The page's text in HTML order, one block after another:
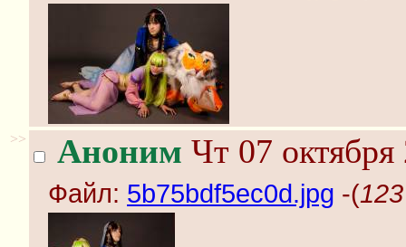
>> Аноним Чт 07
Файл: 5b75bdf5ec0d.jpg -(